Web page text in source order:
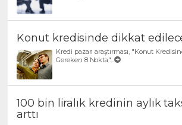
Konut kredisinde dikkat
Kredi pazarı araştırması, "Konut
Gereken 8 Nokta"...
100 bin liralık kredinin aylık
arttı